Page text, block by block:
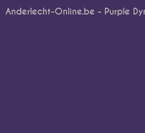
Anderlecht-Online.be - Purple